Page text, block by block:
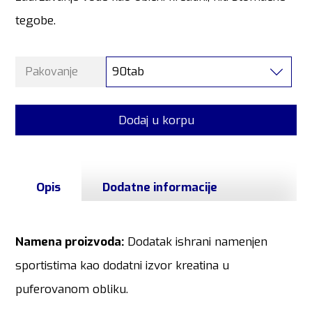
tegobe.
Pakovanje 90tab
Dodaj u korpu
Opis Dodatne informacije
Namena proizvoda: Dodatak ishrani namenjen
sportistima kao dodatni izvor kreatina u
puferovanom obliku.